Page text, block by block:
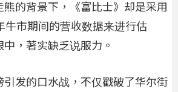
熊的背景下，《富比士》却是采用
牛市期间的营收数据来进行估
，著实缺乏说服力。
引发的口水战，不仅戳破了华尔街